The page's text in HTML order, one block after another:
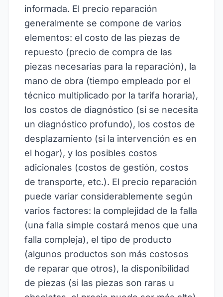
informada. El precio reparación
generalmente se compone de varios
elementos: el costo de las piezas de
repuesto (precio de compra de las
piezas necesarias para la reparación), la
mano de obra (tiempo empleado por el
técnico multiplicado por la tarifa horaria),
los costos de diagnóstico (si se necesita
un diagnóstico profundo), los costos de
desplazamiento (si la intervención es en
el hogar), y los posibles costos
adicionales (costos de gestión, costos
de transporte, etc.). El precio reparación
puede variar considerablemente según
varios factores: la complejidad de la falla
(una falla simple costará menos que una
falla compleja), el tipo de producto
(algunos productos son más costosos
de reparar que otros), la disponibilidad
de piezas (si las piezas son raras u